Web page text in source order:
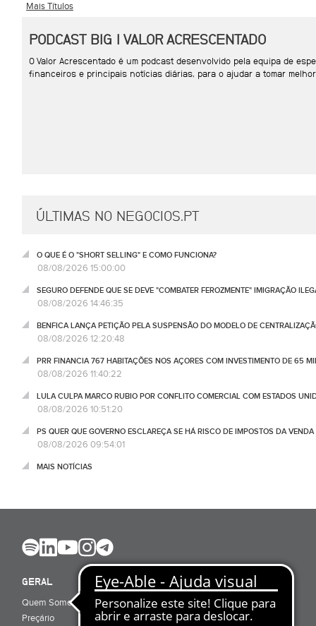
Mais Títulos
PODCAST BIG | VALOR ACRESCENTADO
O Valor Acrescentado é um podcast desenvolvido pela equipa de
financeiros e principais notícias diárias, para o ajudar a tomar
ÚLTIMAS NO NEGOCIOS.PT
O QUE É O "SHORT SELLING" E COMO FUNCIONA?
08/08/2026 15:00:00
SEGURO DEFENDE QUE SE DEVE "COMBATER FEROZMENTE" IMIGRAÇÃO
08/08/2026 14:46:35
BENFICA LANÇA PETIÇÃO PELA SUSPENSÃO DO MODELO DE
08/08/2026 12:20:48
PRR FINANCIA 767 HABITAÇÕES NOS AÇORES COM INVESTIMENTO DE 65
08/08/2026 11:40:22
LULA CULPA MARCO RUBIO POR CONFLITO COMERCIAL COM ESTADOS
08/08/2026 10:51:20
PS QUER QUE GOVERNO ESCLAREÇA SE HÁ RISCO DE IMPOSTOS DA
08/08/2026 09:54:01
MAIS NOTÍCIAS
GERAL
Quem Somos
Preçário
ABRIR CONTA
Porquê ser cliente
Particulares